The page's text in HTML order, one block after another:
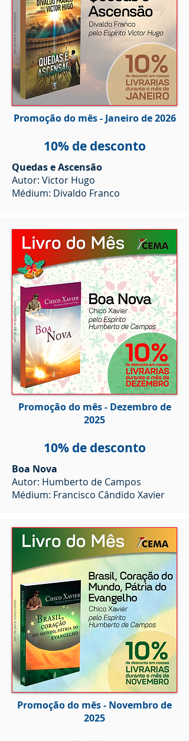
Promoção do mês - Janeiro de 2026
10% de desconto
Quedas e Ascensão
Autor: Victor Hugo
Médium: Divaldo Franco
Promoção do mês - Dezembro de
2025
10% de desconto
Boa Nova
Autor: Humberto de Campos
Médium: Francisco Cândido Xavier
Promoção do mês - Novembro de
2025